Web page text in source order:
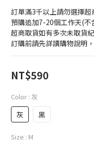
訂單滿3千以上請勿選擇超
預購追加7-20個工作天(不
超商取貨如有多次未取貨
訂購前請先詳讀購物說明
NT$590
Color : 灰
灰 黑
Size : M